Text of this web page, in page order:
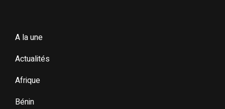
A la une
Actualités
Afrique
Bénin